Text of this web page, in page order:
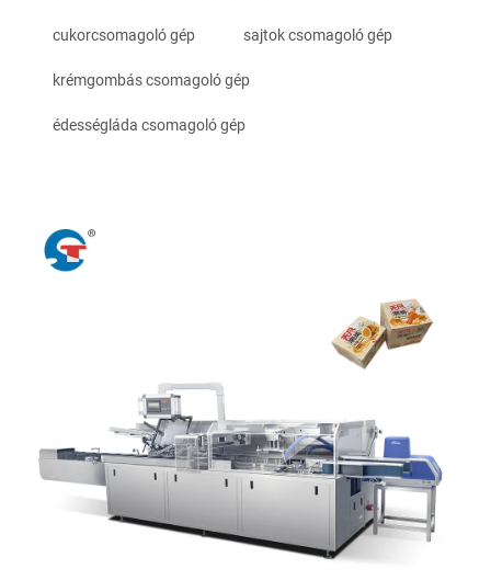
cukorcsomagoló gép sajtok csomagoló gép
krémgombás csomagoló gép
édességláda csomagoló gép